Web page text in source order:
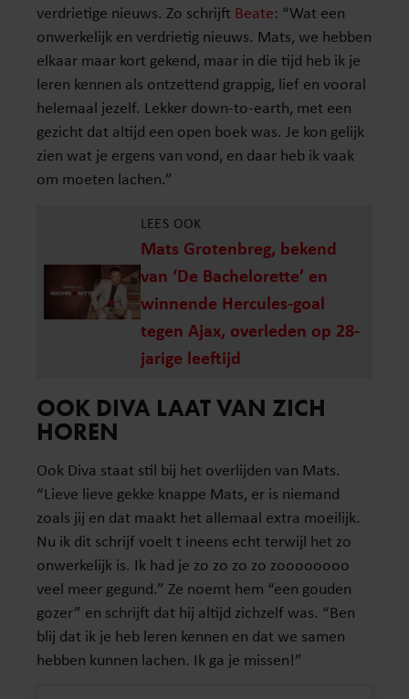
verdrietige nieuws. Zo schrijft Beate: “Wat een
onwerkelijk en verdrietig nieuws. Mats, we hebben
elkaar maar kort gekend, maar in die tijd heb ik je
leren kennen als ontzettend grappig, lief en vooral
helemaal jezelf. Lekker down-to-earth, met een
gezicht dat altijd een open boek was. Je kon gelijk
zien wat je ergens van vond, en daar heb ik vaak
om moeten lachen.”
LEES OOK
Mats Grotenbreg, bekend
van ‘De Bachelorette’ en
winnende Hercules-goal
tegen Ajax, overleden op 28-
jarige leeftijd
OOK DIVA LAAT VAN ZICH
HOREN
Ook Diva staat stil bij het overlijden van Mats.
“Lieve lieve gekke knappe Mats, er is niemand
zoals jij en dat maakt het allemaal extra moeilijk.
Nu ik dit schrijf voelt t ineens echt terwijl het zo
onwerkelijk is. Ik had je zo zo zo zo zoooooooo
veel meer gegund.” Ze noemt hem “een gouden
gozer” en schrijft dat hij altijd zichzelf was. “Ben
blij dat ik je heb leren kennen en dat we samen
hebben kunnen lachen. Ik ga je missen!”